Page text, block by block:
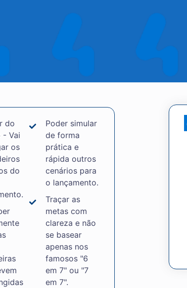
do
- Vai
os
do
Poder simular
de forma
prática e
rápida outros
cenários para
o lançamento.
Traçar as
metas com
clareza e não
se basear
apenas nos
famosos "6
em 7" ou "7
em 7".